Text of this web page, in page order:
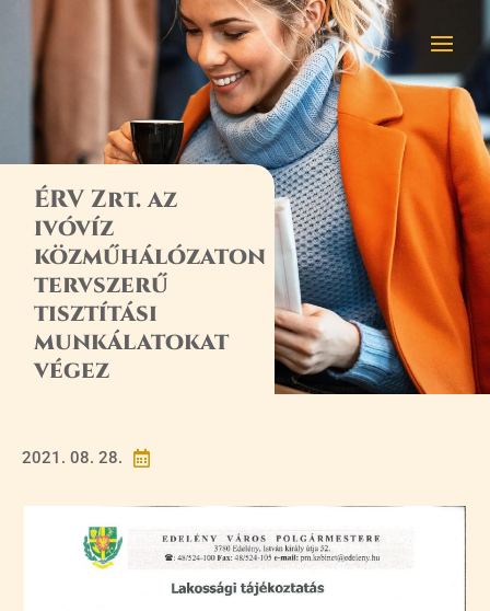
ÉRV Zrt. az
ivóvíz
közműhálózaton
tervszerű
tisztítási
munkálatokat
végez

2021. 08. 28.